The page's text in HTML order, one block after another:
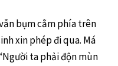
bụm cằm phía trên
xin phép đi qua. Má
ta phải độn mùn